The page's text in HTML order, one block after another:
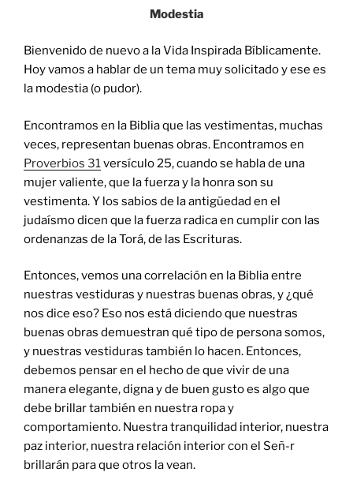
Modestia
Bienvenido de nuevo a la Vida Inspirada Bíblicamente.
Hoy vamos a hablar de un tema muy solicitado y ese es
la modestia (o pudor).
Encontramos en la Biblia que las vestimentas, muchas
veces, representan buenas obras. Encontramos en
Proverbios 31versículo 25, cuando se habla de una
mujer valiente, que la fuerza y ​​la honra son su
vestimenta. Y los sabios de la antigüedad en el
judaísmo dicen que la fuerza radica en cumplir con las
ordenanzas de la Torá, de las Escrituras.
Entonces, vemos una correlación en la Biblia entre
nuestras vestiduras y nuestras buenas obras, y ¿qué
nos dice eso? Eso nos está diciendo que nuestras
buenas obras demuestran qué tipo de persona somos,
y nuestras vestiduras también lo hacen. Entonces,
debemos pensar en el hecho de que vivir de una
manera elegante, digna y de buen gusto es algo que
debe brillar también en nuestra ropa y
comportamiento. Nuestra tranquilidad interior, nuestra
paz interior, nuestra relación interior con el Señ-r
brillarán para que otros la vean.